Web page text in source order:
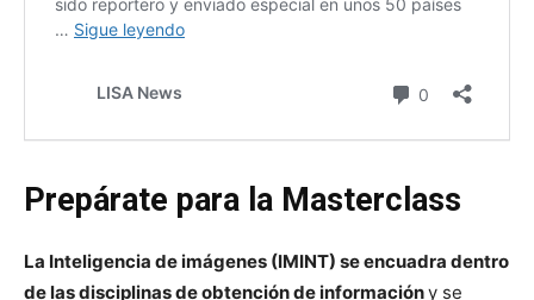
Prepárate para la Masterclass
La Inteligencia de imágenes (IMINT) se encuadra dentro
de las disciplinas de obtención de informacióny se